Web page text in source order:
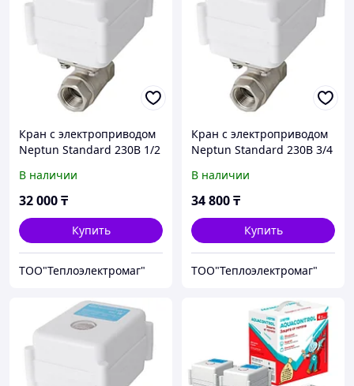
Кран с электроприводом
Neptun Standard 230B 1/2
В наличии
32 000₸
Купить
ТОО"Теплоэлектромаг"
Кран с электроприводом
Neptun Standard 230B 3/4
В наличии
34 800₸
Купить
ТОО"Теплоэлектромаг"